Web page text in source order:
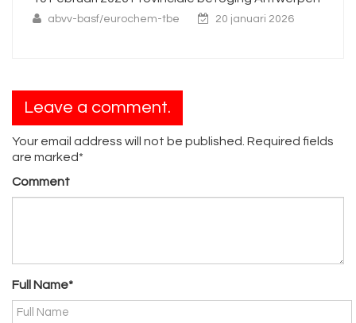
abvv-basf/eurochem-tbe 20 januari 2026
Leave a comment.
Your email address will not be published. Required fields
are marked*
Comment
Full Name*